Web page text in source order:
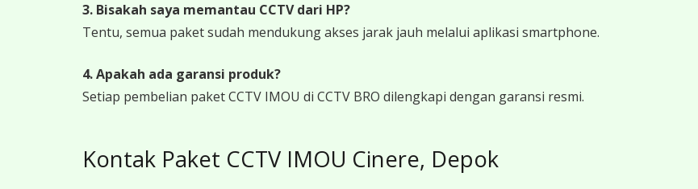
3. Bisakah saya memantau CCTV dari HP?
Tentu, semua paket sudah mendukung akses jarak jauh melalui aplikasi smartphone.
4. Apakah ada garansi produk?
Setiap pembelian paket CCTV IMOU di CCTV BRO dilengkapi dengan garansi resmi.
Kontak Paket CCTV IMOU Cinere, Depok